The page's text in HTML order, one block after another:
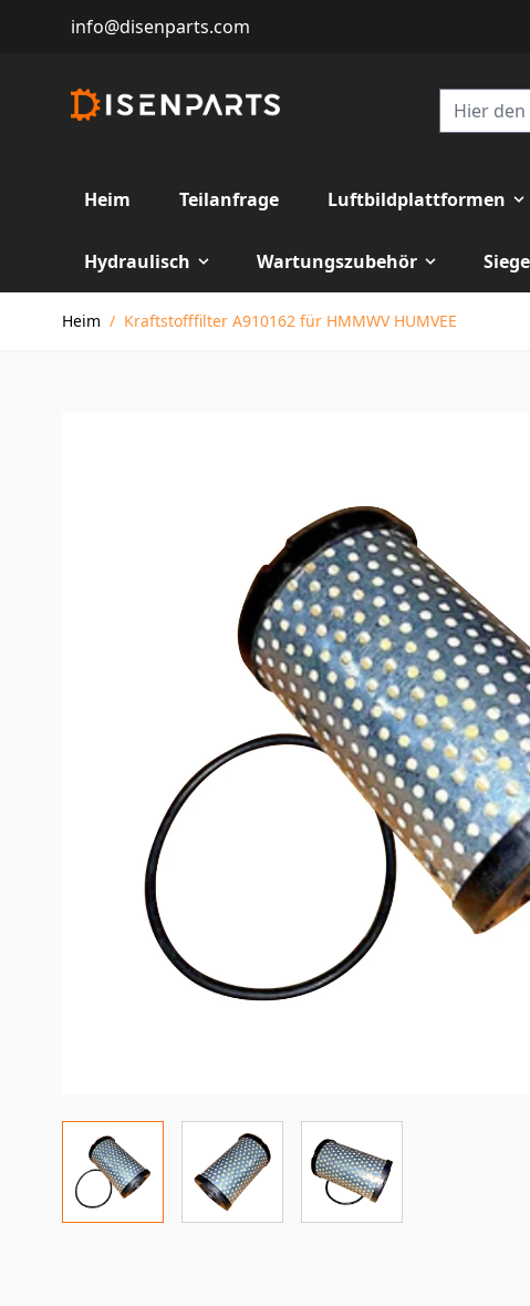
info@disenparts.com
Heim Teilanfrage Luftbildplattformen
Hydraulisch Wartungszubehör
Heim / Kraftstofffilter A910162 für HMMWV HUMVEE